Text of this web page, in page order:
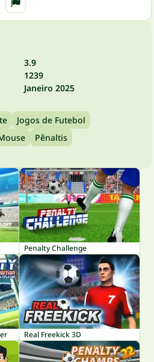
3.9
1239
Janeiro 2025
Jogos de Futebol
Pênaltis
Penalty Challenge
Real Freekick 3D